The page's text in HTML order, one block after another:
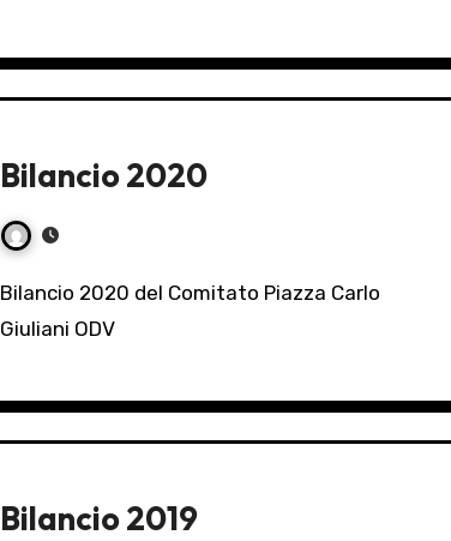
Bilancio 2020
Bilancio 2020 del Comitato Piazza Carlo
Giuliani ODV
Bilancio 2019